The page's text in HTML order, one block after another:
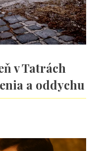
v Tatrách
a oddychu